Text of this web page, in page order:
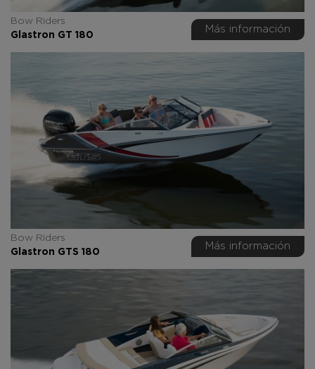
Bow Riders
Glastron GT 180
Más información
Bow Riders
Glastron GTS 180
Más información